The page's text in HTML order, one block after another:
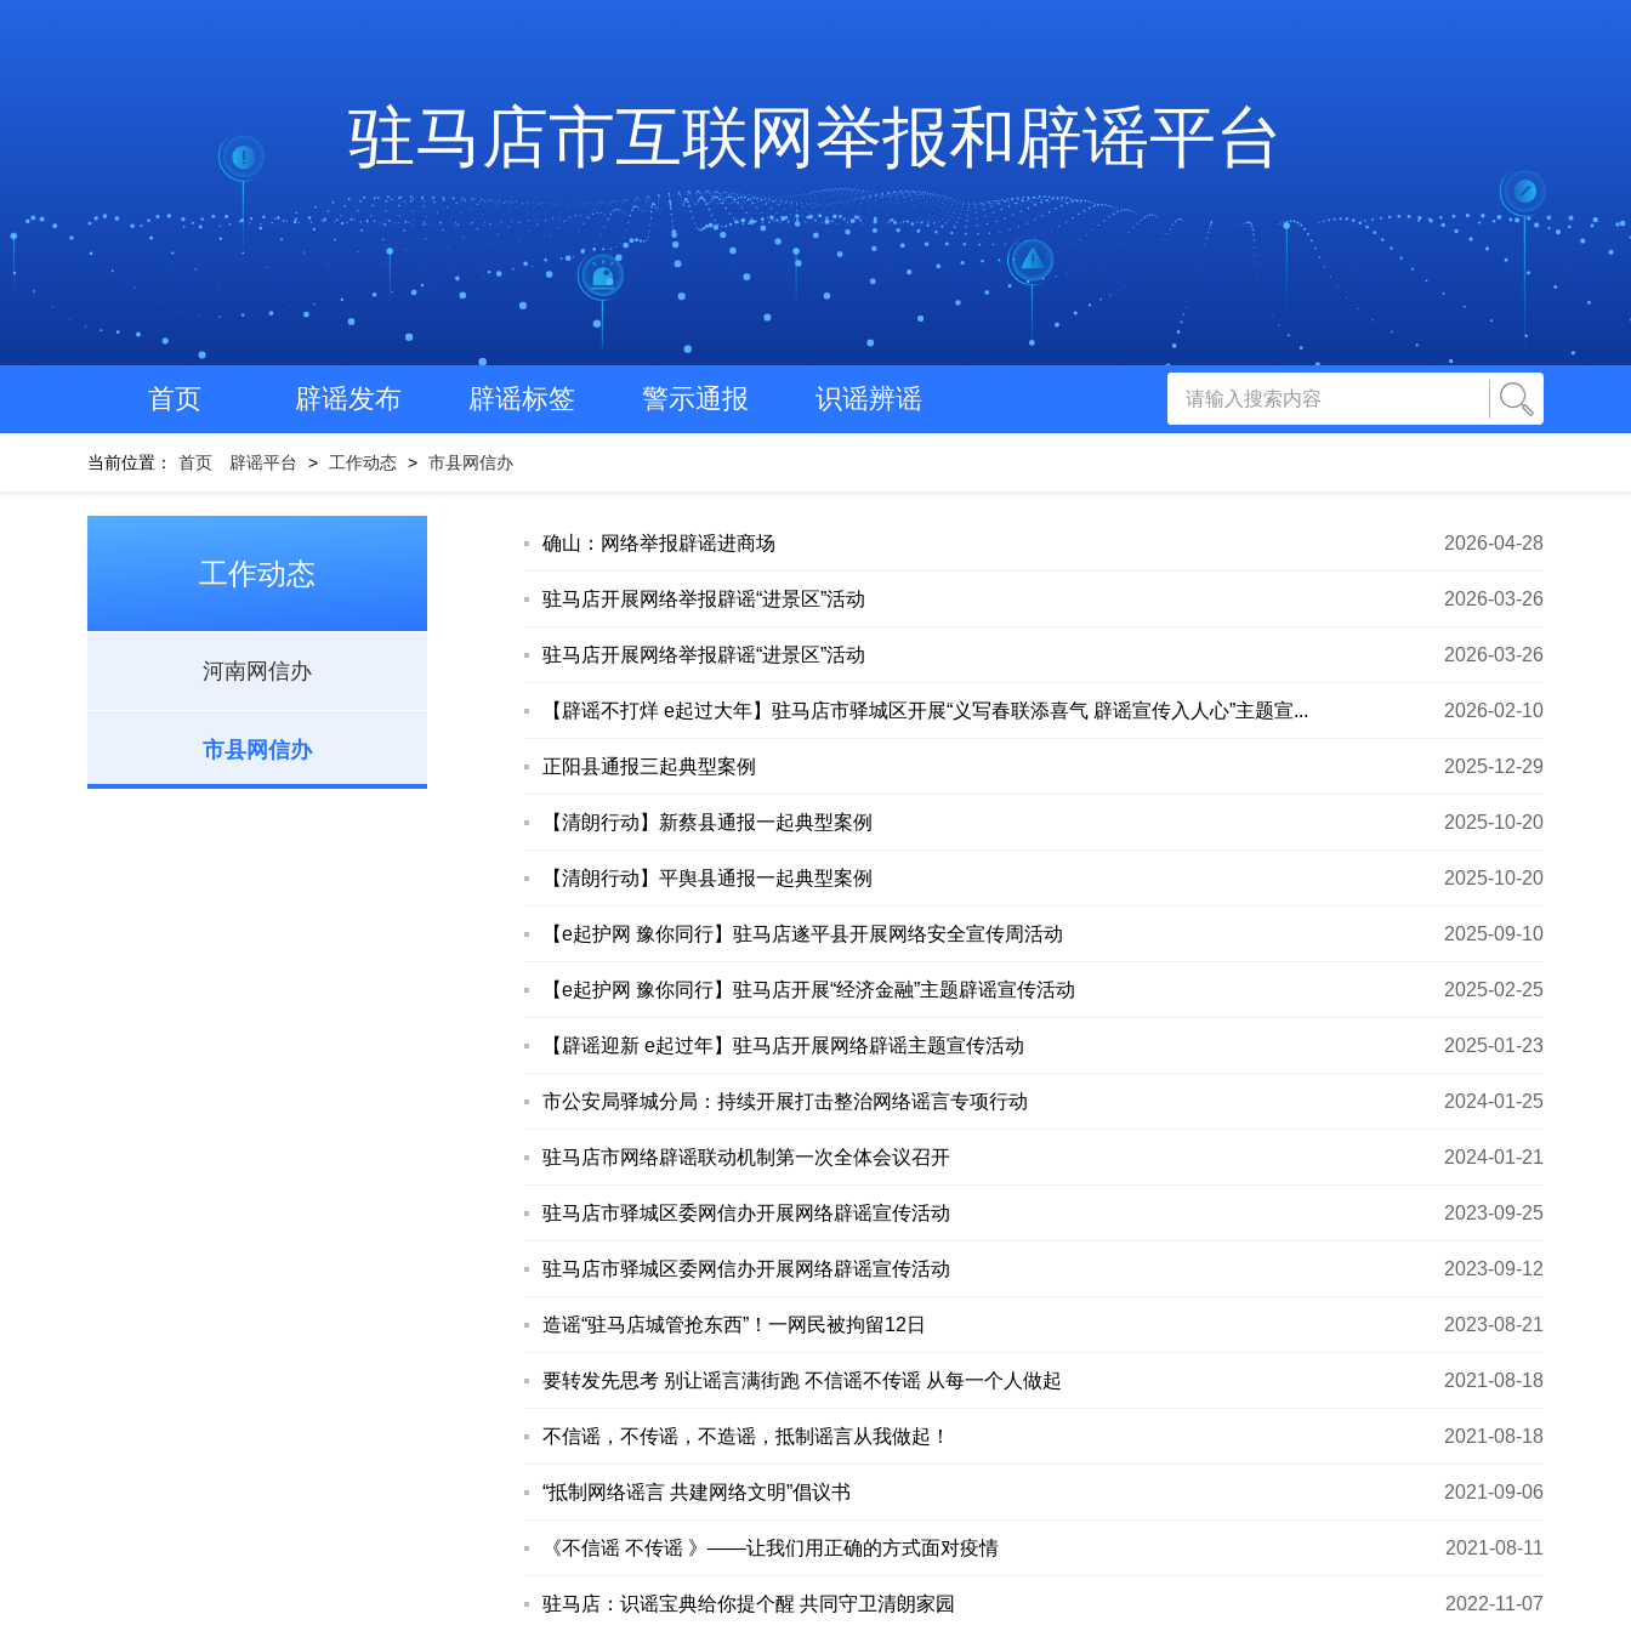
驻马店市互联网举报和辟谣平台
首页 辟谣发布 辟谣标签 警示通报 识谣辨谣
当前位置： 首页 辟谣平台 > 工作动态 > 市县网信办
工作动态
河南网信办
市县网信办
确山：网络举报辟谣进商场 2026-04-28
驻马店开展网络举报辟谣“进景区”活动 2026-03-26
驻马店开展网络举报辟谣“进景区”活动 2026-03-26
【辟谣不打烊 e起过大年】驻马店市驿城区开展“义写春联添喜气 辟谣宣传入人心”主题宣... 2026-02-10
正阳县通报三起典型案例 2025-12-29
【清朗行动】新蔡县通报一起典型案例 2025-10-20
【清朗行动】平舆县通报一起典型案例 2025-10-20
【e起护网 豫你同行】驻马店遂平县开展网络安全宣传周活动 2025-09-10
【e起护网 豫你同行】驻马店开展“经济金融”主题辟谣宣传活动 2025-02-25
【辟谣迎新 e起过年】驻马店开展网络辟谣主题宣传活动 2025-01-23
市公安局驿城分局：持续开展打击整治网络谣言专项行动 2024-01-25
驻马店市网络辟谣联动机制第一次全体会议召开 2024-01-21
驻马店市驿城区委网信办开展网络辟谣宣传活动 2023-09-25
驻马店市驿城区委网信办开展网络辟谣宣传活动 2023-09-12
造谣“驻马店城管抢东西”！一网民被拘留12日 2023-08-21
要转发先思考 别让谣言满街跑 不信谣不传谣 从每一个人做起 2021-08-18
不信谣，不传谣，不造谣，抵制谣言从我做起！ 2021-08-18
“抵制网络谣言 共建网络文明”倡议书 2021-09-06
《不信谣 不传谣 》——让我们用正确的方式面对疫情 2021-08-11
驻马店：识谣宝典给你提个醒 共同守卫清朗家园 2022-11-07